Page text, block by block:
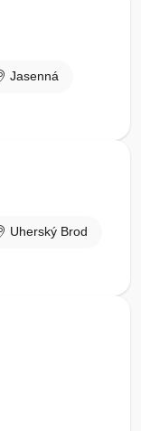
Jasenná
Uherský Brod